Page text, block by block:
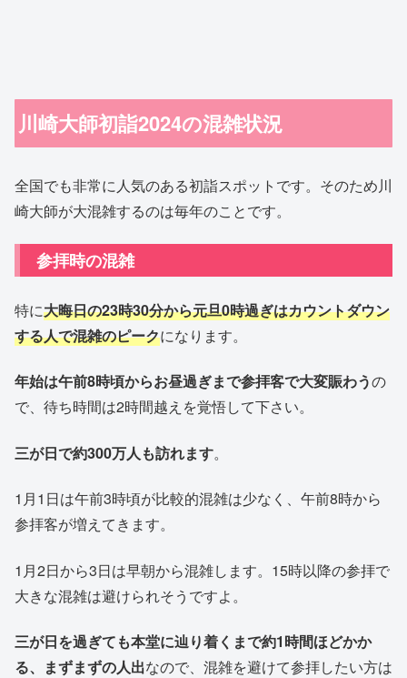
川崎大師初詣2024の混雑状況
全国でも非常に人気のある初詣スポットです。そのため川
崎大師が大混雑するのは毎年のことです。
参拝時の混雑
特に大晦日の23時30分から元旦0時過ぎはカウントダウン
する人で混雑のピークになります。
年始は午前8時頃からお昼過ぎまで参拝客で大変賑わうの
で、待ち時間は2時間越えを覚悟して下さい。
三が日で約300万人も訪れます。
1月1日は午前3時頃が比較的混雑は少なく、午前8時から
参拝客が増えてきます。
1月2日から3日は早朝から混雑します。15時以降の参拝で
大きな混雑は避けられそうですよ。
三が日を過ぎても本堂に辿り着くまで約1時間ほどかか
る、まずまずの人出なので、混雑を避けて参拝したい方は